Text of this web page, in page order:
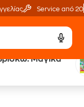
Service από 20'
Μαγικά